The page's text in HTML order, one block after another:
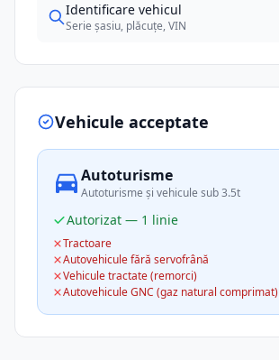
Identificare vehicul
Serie șasiu, plăcuțe, VIN
Vehicule acceptate
Autoturisme
Autoturisme și vehicule sub 3.5t
Autorizat — 1 linie
Tractoare
Autovehicule fără servofrână
Vehicule tractate (remorci)
Autovehicule GNC (gaz natural comprimat)